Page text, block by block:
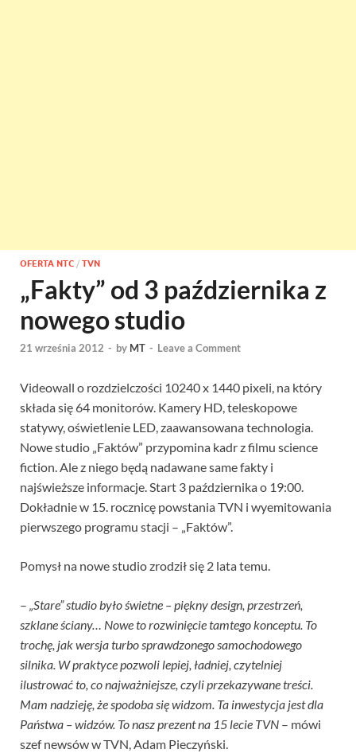
OFERTA NTC / TVN
„Fakty” od 3 października z
nowego studio
21 września 2012 - by MT - Leave a Comment
Videowall o rozdzielczości 10240 x 1440 pixeli, na który
składa się 64 monitorów. Kamery HD, teleskopowe
statywy, oświetlenie LED, zaawansowana technologia.
Nowe studio „Faktów” przypomina kadr z filmu science
fiction. Ale z niego będą nadawane same fakty i
najświeższe informacje. Start 3 października o 19:00.
Dokładnie w 15. rocznicę powstania TVN i wyemitowania
pierwszego programu stacji – „Faktów”.
Pomysł na nowe studio zrodził się 2 lata temu.
– „Stare” studio było świetne – piękny design, przestrzeń,
szklane ściany… Nowe to rozwinięcie tamtego konceptu. To
trochę, jak wersja turbo sprawdzonego samochodowego
silnika. W praktyce pozwoli lepiej, ładniej, czytelniej
ilustrować to, co najważniejsze, czyli przekazywane treści.
Mam nadzieję, że spodoba się widzom. Ta inwestycja jest dla
Państwa – widzów. To nasz prezent na 15 lecie TVN – mówi
szef newsów w TVN, Adam Pieczyński.